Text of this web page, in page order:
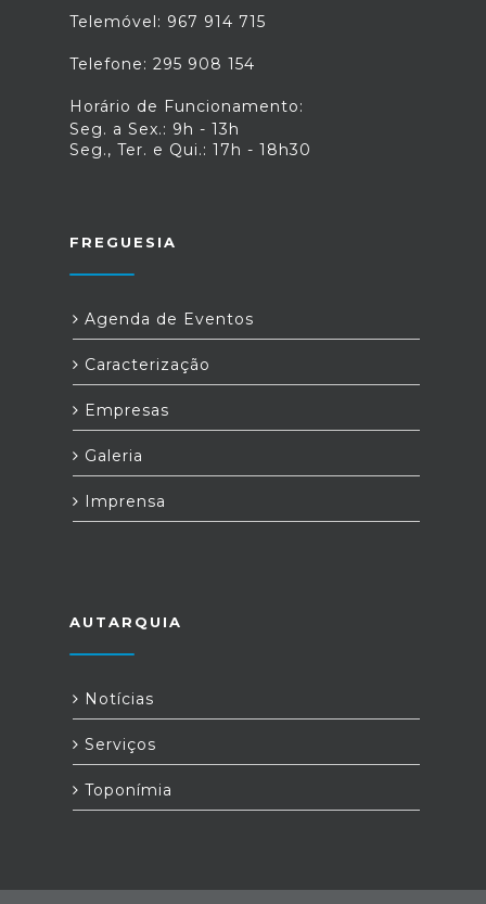
Telemóvel: 967 914 715
Telefone: 295 908 154
Horário de Funcionamento:
Seg. a Sex.: 9h - 13h
Seg., Ter. e Qui.: 17h - 18h30
FREGUESIA
Agenda de Eventos
Caracterização
Empresas
Galeria
Imprensa
AUTARQUIA
Notícias
Serviços
Toponímia